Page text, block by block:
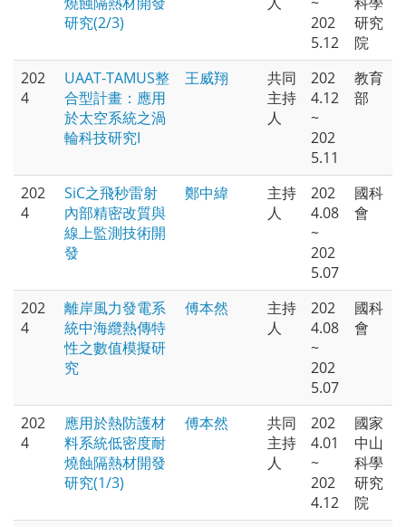
研究(2/3)
202
5.12
研究
院
202
4
UAAT-TAMUS整
合型計畫：應用
於太空系統之渦
輪科技研究I
王威翔
共同
主持
人
202
4.12
~
202
5.11
教育
部
202
4
SiC之飛秒雷射
內部精密改質與
線上監測技術開
發
鄭中緯
主持
人
202
4.08
~
202
5.07
國科
會
202
4
離岸風力發電系
統中海纜熱傳特
性之數值模擬研
究
傅本然
主持
人
202
4.08
~
202
5.07
國科
會
202
4
應用於熱防護材
料系統低密度耐
燒蝕隔熱材開發
研究(1/3)
傅本然
共同
主持
人
202
4.01
~
202
4.12
國家
中山
科學
研究
院